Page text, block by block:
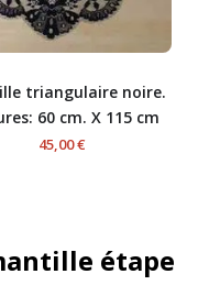
triangulaire noire.
60 cm. X 115 cm
45,00 €
étape